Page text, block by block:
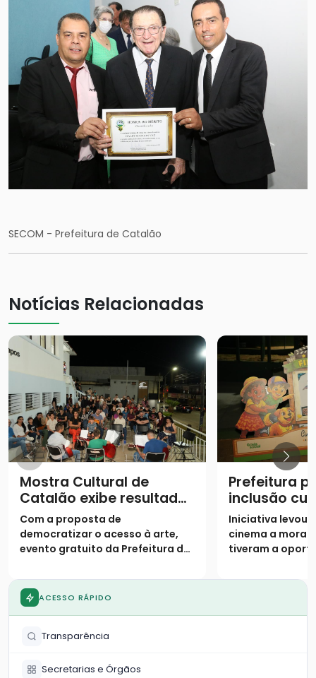
SECOM - Prefeitura de Catalão
Notícias Relacionadas
Mostra Cultural de
Catalão exibe resultados
de oficinas semestrais
Com a proposta de
democratizar o acesso à arte,
evento gratuito da Prefeitura de
semestral nesta quarta-feira
Prefeitura
inclusão
projeto
Bem” no
Iniciativa levou
cinema a
tiveram a
exibição
ACESSO RÁPIDO
Transparência
Secretarias e Órgãos